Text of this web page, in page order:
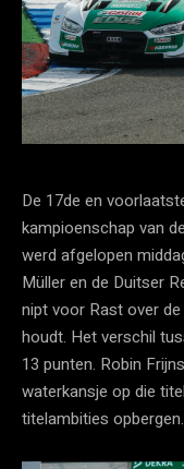
De 17de en
kampioenschap van
werd afgelopen
Müller en de Duitser
nipt voor Rast over
houdt. Het verschil
13 punten. Robin
waterkansje op die
titelambities opbergen.